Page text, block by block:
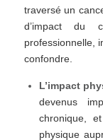
traversé un
d’impact du
professionnelle,
confondre.
L’impact
devenus
chronique,
physique